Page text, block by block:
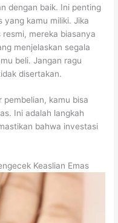
dengan baik. Ini penting
yang kamu miliki. Jika
mereka biasanya
menjelaskan segala
beli. Jangan ragu
disertakan.
kamu bisa
Ini adalah langkah
bahwa investasi
Keaslian Emas